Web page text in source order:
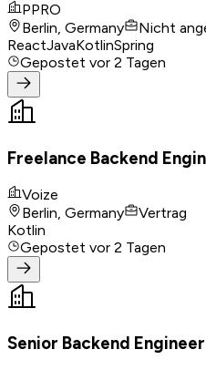
PPRO
Berlin, Germany
Nicht
ReactJavaKotlinSpring
Gepostet vor 2 Tagen
Freelance Backend
Voize
Berlin, Germany
Vertrag
Kotlin
Gepostet vor 2 Tagen
Senior Backend